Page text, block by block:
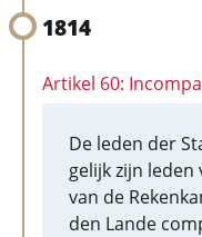
1814
Artikel 60:
De leden der
gelijk zijn
van de
den Lande